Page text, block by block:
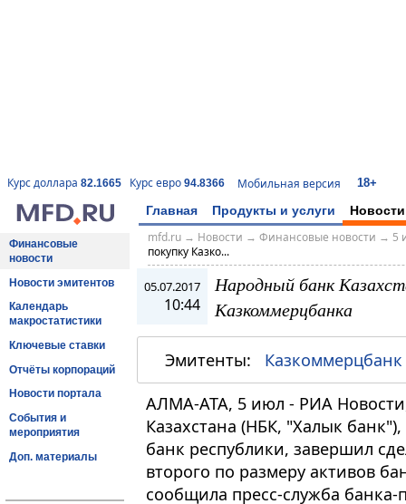
Курс доллара 82.1665 Курс евро 94.8366 Мобильная версия 18+
Главная Продукты и услуги Новости
Финансовые
новости
Новости эмитентов
Календарь
макростатистики
Ключевые ставки
Отчёты корпораций
Новости портала
События и
мероприятия
Доп. материалы
mfd.ru→ Новости → Финансовые новости → 5
покупку Казко...
05.07.2017
10:44
Народный банк
Казкоммерцбанка
Эмитенты: Казкоммерцбанк
АЛМА-АТА, 5 июл - РИА
Казахстана (НБК, "Халык
банк республики, завершил
второго по размеру активов
сообщила пресс-служба банка-